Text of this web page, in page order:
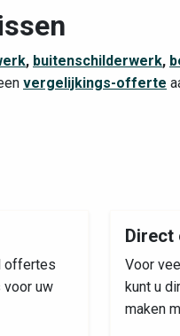
, buitenschilderwerk,
vergelijkings-offerte
offertes
voor uw
Direct
Voor
kunt u
maken